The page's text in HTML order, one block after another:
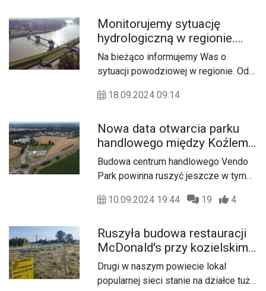
kierowca bmw, 24-latek, miał w
wydychanym powietrzu aż 1,8 promila
alkoholu.
Monitorujemy sytuację
hydrologiczną w regionie.
Artykuł aktualizowany
Na bieżąco informujemy Was o
sytuacji powodziowej w regionie. Od
dotkniętych zagrożeniem, aby
18.09.2024 09:14
Nowa data otwarcia parku
handlowego między Koźlem
a Reńską Wsią. Pierwsi
najemcy podpisali umowy
Budowa centrum handlowego Vendo
Park powinna ruszyć jeszcze w tym
trzecim kwartale przyszłego roku, jak
miesięcy później.
10.09.2024 19:44 19 4
Ruszyła budowa restauracji
McDonald's przy kozielskim
Orlenie. Inwestycja ma
zakończyć się w grudniu
Drugi w naszym powiecie lokal
popularnej sieci stanie na działce tuż